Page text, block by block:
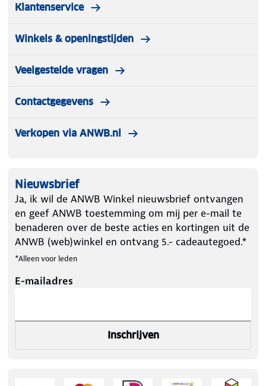
Klantenservice
Winkels & openingstijden
Veelgestelde vragen
Contactgegevens
Verkopen via ANWB.nl
Nieuwsbrief
Ja, ik wil de ANWB Winkel nieuwsbrief ontvangen
en geef ANWB toestemming om mij per e-mail te
benaderen over de beste acties en kortingen uit de
ANWB (web)winkel en ontvang 5.- cadeautegoed.*
*Alleen voor leden
E-mailadres
Inschrijven